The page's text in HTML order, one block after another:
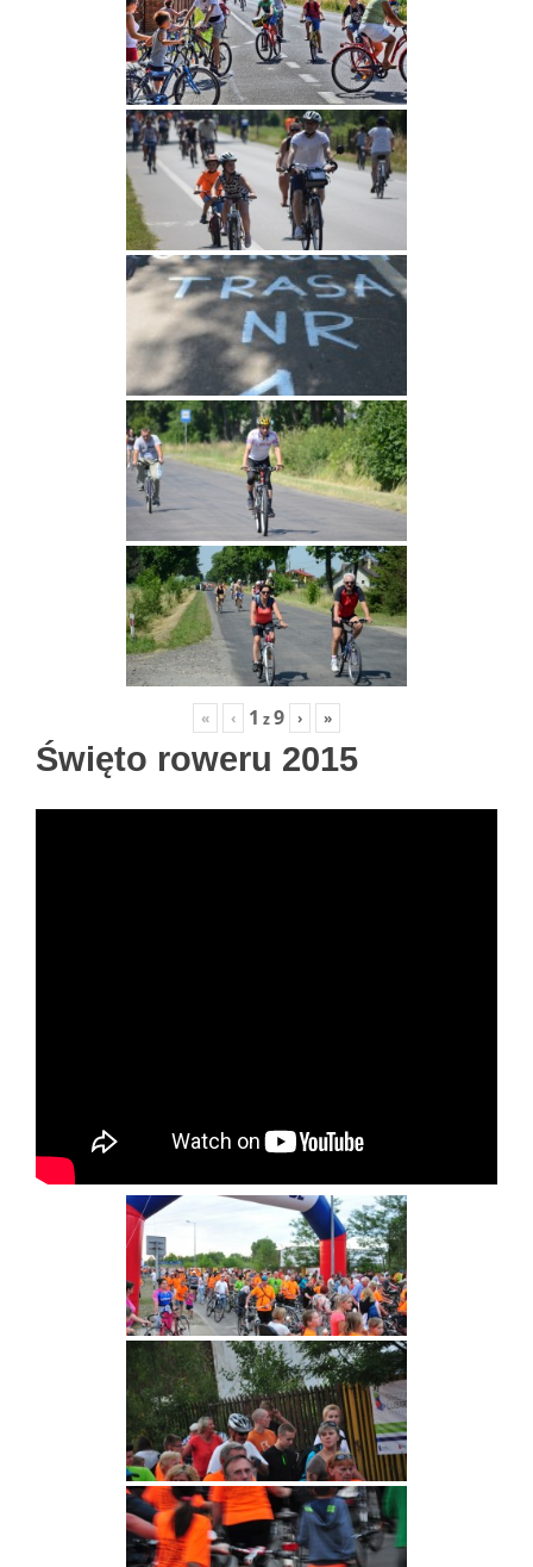
« ‹ 1 z9 › »
Święto roweru 2015